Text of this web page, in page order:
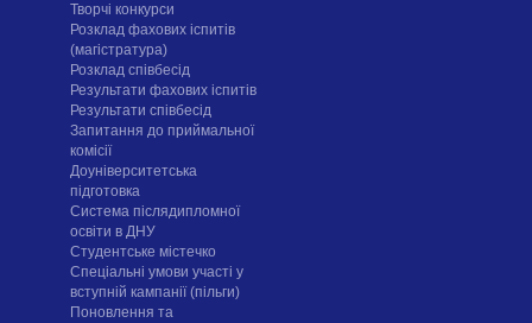
Творчі конкурси
Розклад фахових іспитів
(магістратура)
Розклад співбесід
Результати фахових іспитів
Результати співбесід
Запитання до приймальної
комісії
Доуніверситетська
підготовка
Система післядипломної
освіти в ДНУ
Cтудентське містечко
Спеціальні умови участі у
вступній кампанії (пільги)
Поновлення та